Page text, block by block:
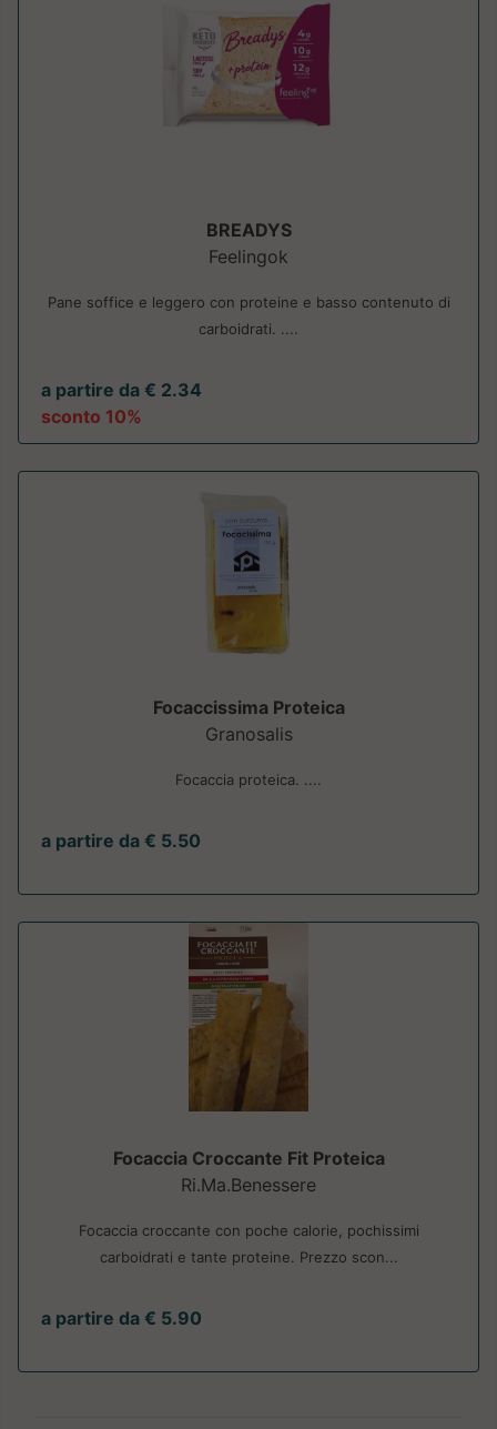
BREADYS
Feelingok
Pane soffice e leggero con proteine e basso contenuto di
carboidrati. ....
a partire da € 2.34
sconto 10%
Focaccissima Proteica
Granosalis
Focaccia proteica. ....
a partire da € 5.50
Focaccia Croccante Fit Proteica
Ri.Ma.Benessere
Focaccia croccante con poche calorie, pochissimi
carboidrati e tante proteine. Prezzo scon...
a partire da € 5.90